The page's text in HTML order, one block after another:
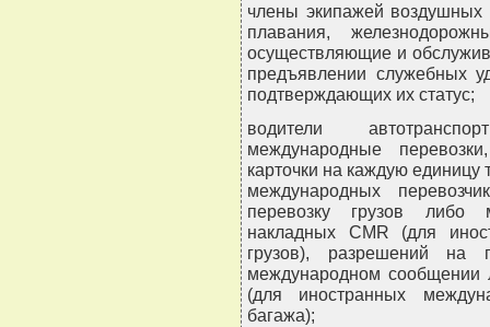
члены экипажей воздушных
плавания,
осуществляющие и
предъявлении служебных
подтверждающих их статус;
водители
международные
карточки на каждую единицу
международных
перевозку грузов либо
накладных CMR (для
грузов), разрешений на
международном сообщении
(для иностранных
багажа);